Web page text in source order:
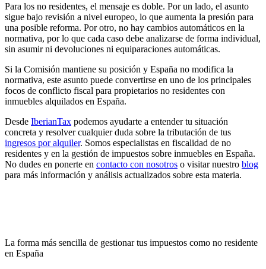
Para los no residentes, el mensaje es doble. Por un lado, el asunto
sigue bajo revisión a nivel europeo, lo que aumenta la presión para
una posible reforma. Por otro, no hay cambios automáticos en la
normativa, por lo que cada caso debe analizarse de forma individual,
sin asumir ni devoluciones ni equiparaciones automáticas.
Si la Comisión mantiene su posición y España no modifica la
normativa, este asunto puede convertirse en uno de los principales
focos de conflicto fiscal para propietarios no residentes con
inmuebles alquilados en España.
Desde IberianTax podemos ayudarte a entender tu situación
concreta y resolver cualquier duda sobre la tributación de tus
ingresos por alquiler. Somos especialistas en fiscalidad de no
residentes y en la gestión de impuestos sobre inmuebles en España.
No dudes en ponerte en contacto con nosotros o visitar nuestro blog
para más información y análisis actualizados sobre esta materia.
La forma más sencilla de gestionar tus impuestos como no residente
en España